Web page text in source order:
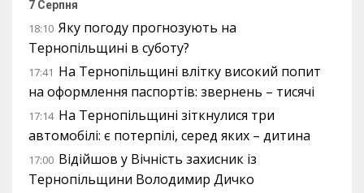
7 Серпня
18:10 Яку погоду прогнозують на
Тернопільщині в суботу?
17:41 На Тернопільщині влітку високий попит
на оформлення паспортів: звернень – тисячі
17:14 На Тернопільщині зіткнулися три
автомобілі: є потерпілі, серед яких – дитина
17:00 Відійшов у Вічність захисник із
Тернопільщини Володимир Дичко